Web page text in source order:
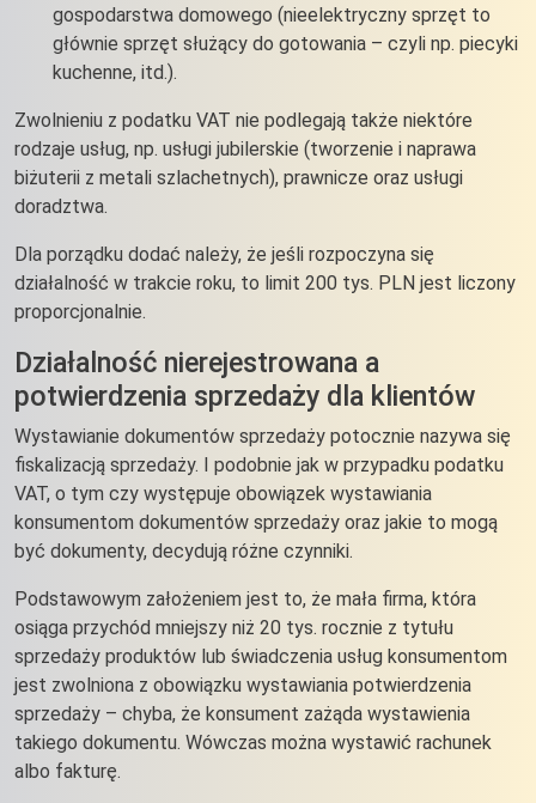
gospodarstwa domowego (nieelektryczny sprzęt to
głównie sprzęt służący do gotowania – czyli np. piecyki
kuchenne, itd.).
Zwolnieniu z podatku VAT nie podlegają także niektóre
rodzaje usług, np. usługi jubilerskie (tworzenie i naprawa
biżuterii z metali szlachetnych), prawnicze oraz usługi
doradztwa.
Dla porządku dodać należy, że jeśli rozpoczyna się
działalność w trakcie roku, to limit 200 tys. PLN jest liczony
proporcjonalnie.
Działalność nierejestrowana a
potwierdzenia sprzedaży dla klientów
Wystawianie dokumentów sprzedaży potocznie nazywa się
fiskalizacją sprzedaży. I podobnie jak w przypadku podatku
VAT, o tym czy występuje obowiązek wystawiania
konsumentom dokumentów sprzedaży oraz jakie to mogą
być dokumenty, decydują różne czynniki.
Podstawowym założeniem jest to, że mała firma, która
osiąga przychód mniejszy niż 20 tys. rocznie z tytułu
sprzedaży produktów lub świadczenia usług konsumentom
jest zwolniona z obowiązku wystawiania potwierdzenia
sprzedaży – chyba, że konsument zażąda wystawienia
takiego dokumentu. Wówczas można wystawić rachunek
albo fakturę.